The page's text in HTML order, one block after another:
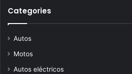
Categories
Autos
Motos
Autos eléctricos